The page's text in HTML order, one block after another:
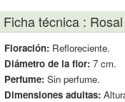
Ficha técnica :
Floración: Refloreciente.
Diámetro de la flor: 7 cm.
Perfume: Sin perfume.
Dimensiones adultas: